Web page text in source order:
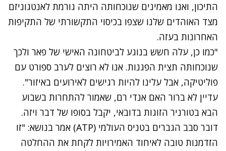
התיכון, ואנו מאמינים שנוכחותה היתה גורמת לאנטגוניזם
מצד האוהדים שלנו שצפו בכיסוי התקשורתי של התקיפות
האחרונות בעזה.
"כמו כן, עלה חשש בנוגע לביטחונה האישי של פאר ולכך
שנוכחותה תצית הפגנות. אנו לא רוצים לערב ספורט עם
פוליטיקה, אבל עלינו להיות רגישים לאירועים באיזור".
עדיין לא ברור האם אנדי רם, שאמור להתחרות בשבוע
הבא בטורניר הזוגות בדובאי, יקבל בסופו של דבר ויזה.
דובר סבב הגברים בטניס העולמי (ATP) אמר בנושא: "זו
הזדמנות טובה לאיחוד האמירויות לקחת את ההחלטה